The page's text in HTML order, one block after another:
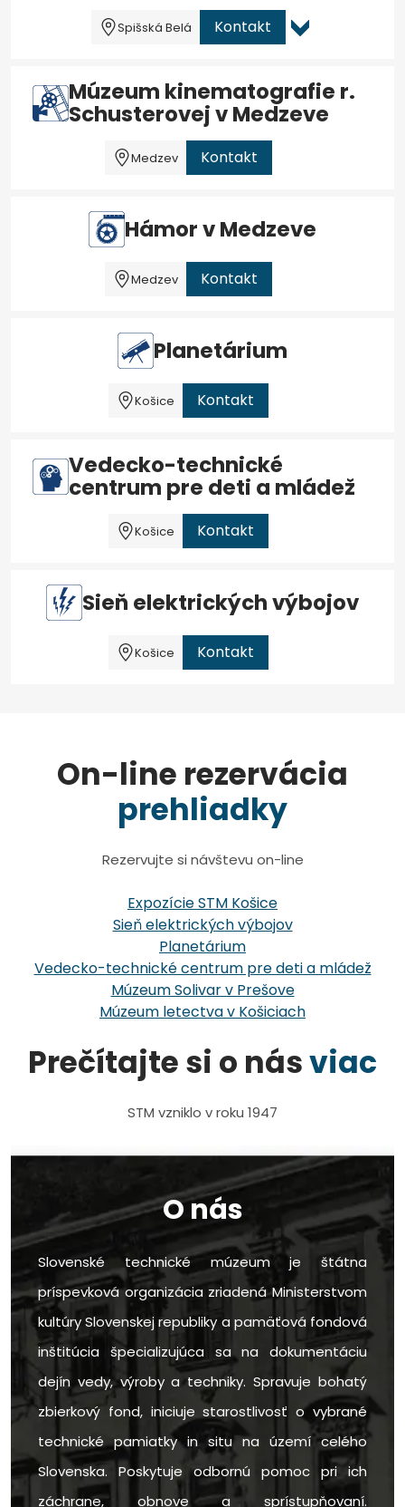
Spišská Belá Kontakt
Múzeum kinematografie r.
Schusterovej v Medzeve
Medzev Kontakt
Hámor v Medzeve
Medzev Kontakt
Planetárium
Košice Kontakt
Vedecko-technické
centrum pre deti a mládež
Košice Kontakt
Sieň elektrických výbojov
Košice Kontakt
On-line rezervácia
prehliadky
Rezervujte si návštevu on-line
Expozície STM Košice
Sieň elektrických výbojov
Planetárium
Vedecko-technické centrum pre deti a mládež
Múzeum Solivar v Prešove
Múzeum letectva v Košiciach
Prečítajte si o násviac
STM vzniklo v roku 1947
O nás
Slovenské technické múzeum je štátna
príspevková organizácia zriadená Ministerstvom
kultúry Slovenskej republiky a pamäťová fondová
inštitúcia špecializujúca sa na dokumentáciu
dejín vedy, výroby a techniky. Spravuje bohatý
zbierkový fond, iniciuje starostlivosť o vybrané
technické pamiatky in situ na území celého
Slovenska. Poskytuje odbornú pomoc pri ich
záchrane, obnove a sprístupňovaní.